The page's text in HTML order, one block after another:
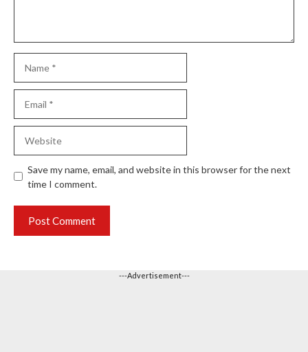
Save my name, email, and website in this browser for the next
time I comment.
---Advertisement---